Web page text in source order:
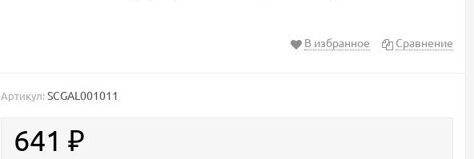
В избранное Сравнение
Артикул: SCGAL001011
641₽